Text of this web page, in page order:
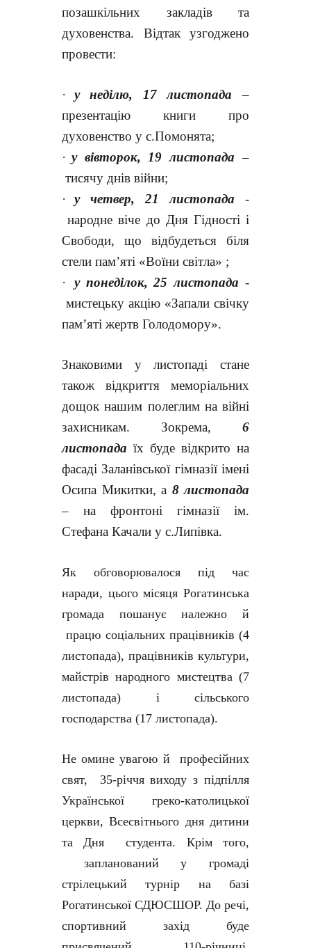
позашкільних закладів та
духовенства. Відтак узгоджено
провести:
· у неділю, 17 листопада –
презентацію книги про
духовенство у с.Помонята;
· у вівторок, 19 листопада –
тисячу днів війни;
·
у четвер, 21 листопада -
народне віче до Дня Гідності і
Свободи, що відбудеться біля
стели пам’яті «Воїни світла» ;
·
у понеділок, 25 листопада -
мистецьку акцію «Запали свічку
пам’яті жертв Голодомору».
Знаковими у листопаді стане
також відкриття меморіальних
дощок нашим полеглим на війні
захисникам. Зокрема, 6
листопада їх буде відкрито на
фасаді Заланівської гімназіїімені
Осипа Микитки, а 8 листопада
– на фронтоні гімназії ім.
Стефана Качали у с.Липівка.
Як обговорювалося під час
наради, цього місяця Рогатинська
громада пошанує належно й
працю соціальних працівників (4
листопада), працівників культури,
майстрів народного мистецтва (7
листопада) і сільського
господарства (17 листопада).
Не омине увагою й професійних
свят, 35-річчя виходу з підпілля
Української греко-католицької
церкви, Всесвітнього дня дитини
та Дня студента. Крім того,
запланований у громаді
стрілецький турнір на базі
Рогатинської СДЮСШОР. До речі,
спортивний захід буде